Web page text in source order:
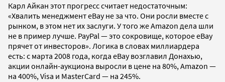
Карл Айкан этот прогресс считает недостаточным:
«Хвалить менеджмент eBay не за что. Они росли вместе с
рынком, в этом нет их заслуги. У того же Amazon дела шли
не в пример лучше. PayPal — это сокровище, которое eBay
прячет от инвесторов». Логика в словах миллиардера
есть: с марта 2008 года, когда eBay возглавил Донахью,
акции онлайн-аукциона выросли в цене на 80%, Amazon —
на 400%, Visa и MasterCard — на 245%.